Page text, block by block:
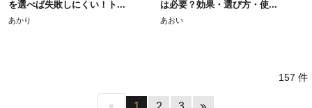
を選べば失敗しにくい！ト...
あかり
は必要？効果・選び方・使...
あおい
157 件